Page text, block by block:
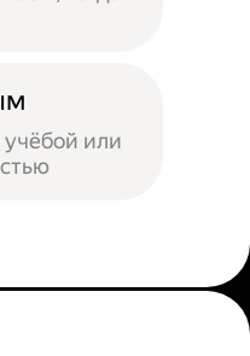
или